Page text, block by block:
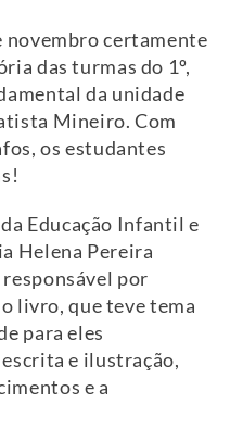
novembro certamente
das turmas do 1º,
da unidade
Mineiro. Com
os estudantes
Educação Infantil e
Helena Pereira
por
livro, que teve tema
para eles
e ilustração,
e a